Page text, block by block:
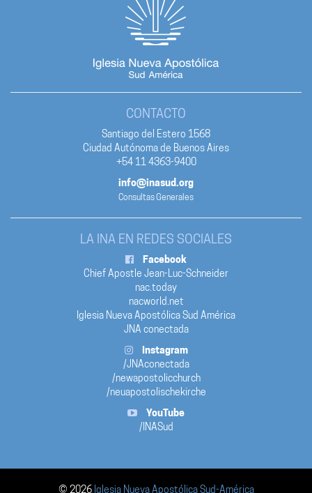
CONTACTO
Santiago del Estero 1568
Ciudad Autónoma de Buenos Aires
+54 11 4363-9400
info@inasud.org
Consultas Generales
LA INA EN REDES SOCIALES
Facebook
Chief Apostle Jean-Luc-Schneider
nac.today
nacworld.net
Iglesia Nueva Apostólica Sud América
JNA conectada
Instagram
/JNAconectada
/newapostolicchurch
/neuapostolischekirche
YouTube
/INASud
© 2026 Iglesia Nueva Apostólica Sud-América